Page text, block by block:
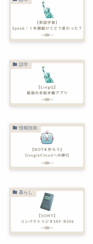
語学
情報技術
暮らし